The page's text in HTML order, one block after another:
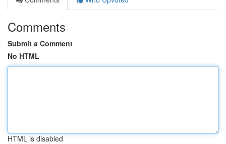
Comments
Submit a Comment
No HTML
HTML is disabled